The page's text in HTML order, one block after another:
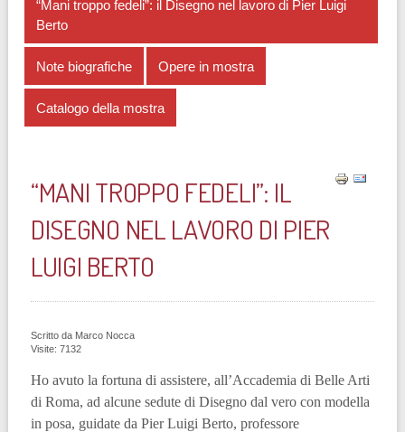
“Mani troppo fedeli”: il Disegno nel lavoro di Pier Luigi
Berto
Note biografiche Opere in mostra
Catalogo della mostra
“MANI TROPPO FEDELI”: IL
DISEGNO NEL LAVORO DI PIER
LUIGI BERTO
Scritto da Marco Nocca
Visite: 7132
Ho avuto la fortuna di assistere, all’Accademia di Belle Arti
di Roma, ad alcune sedute di Disegno dal vero con modella
in posa, guidate da Pier Luigi Berto, professore